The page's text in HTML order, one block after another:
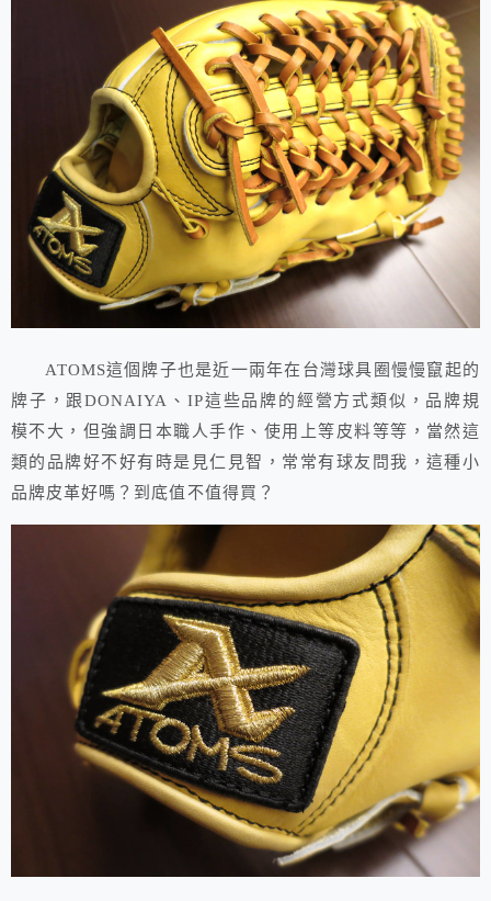
ATOMS這個牌子也是近一兩年在台灣球具圈慢慢竄起的
牌子，跟DONAIYA、IP這些品牌的經營方式類似，品牌規
模不大，但強調日本職人手作、使用上等皮料等等，當然這
類的品牌好不好有時是見仁見智，常常有球友問我，這種小
品牌皮革好嗎？到底值不值得買？